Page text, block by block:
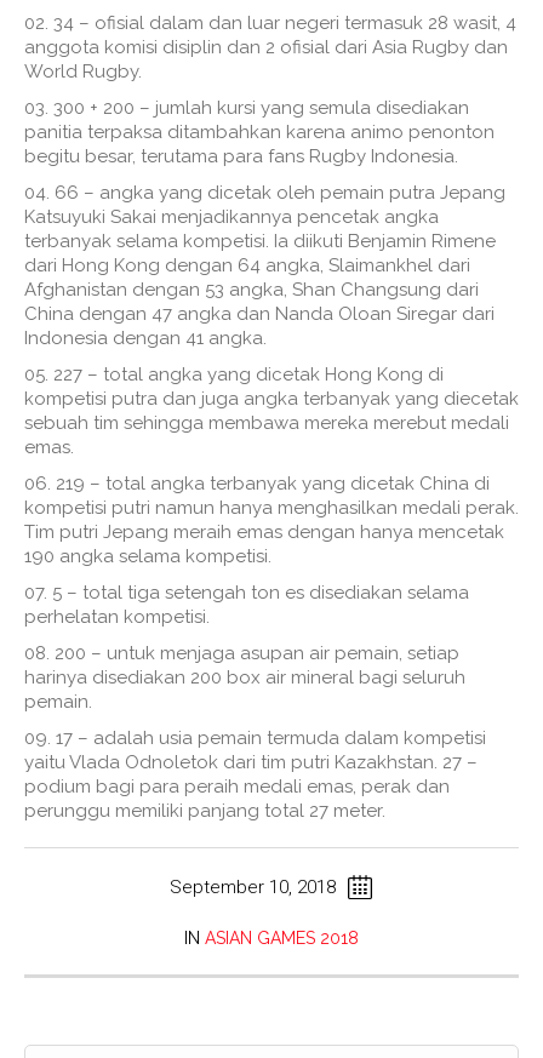
34 – ofisial dalam dan luar negeri termasuk 28 wasit, 4
anggota komisi disiplin dan 2 ofisial dari Asia Rugby dan
World Rugby.
300 + 200 – jumlah kursi yang semula disediakan
panitia terpaksa ditambahkan karena animo penonton
begitu besar, terutama para fans Rugby Indonesia.
66 – angka yang dicetak oleh pemain putra Jepang
Katsuyuki Sakai menjadikannya pencetak angka
terbanyak selama kompetisi. Ia diikuti Benjamin Rimene
dari Hong Kong dengan 64 angka, Slaimankhel dari
Afghanistan dengan 53 angka, Shan Changsung dari
China dengan 47 angka dan Nanda Oloan Siregar dari
Indonesia dengan 41 angka.
227 – total angka yang dicetak Hong Kong di
kompetisi putra dan juga angka terbanyak yang diecetak
sebuah tim sehingga membawa mereka merebut medali
emas.
219 – total angka terbanyak yang dicetak China di
kompetisi putri namun hanya menghasilkan medali perak.
Tim putri Jepang meraih emas dengan hanya mencetak
190 angka selama kompetisi.
5 – total tiga setengah ton es disediakan selama
perhelatan kompetisi.
200 – untuk menjaga asupan air pemain, setiap
harinya disediakan 200 box air mineral bagi seluruh
pemain.
17 – adalah usia pemain termuda dalam kompetisi
yaitu Vlada Odnoletok dari tim putri Kazakhstan. 27 –
podium bagi para peraih medali emas, perak dan
perunggu memiliki panjang total 27 meter.
September 10, 2018
IN ASIAN GAMES 2018